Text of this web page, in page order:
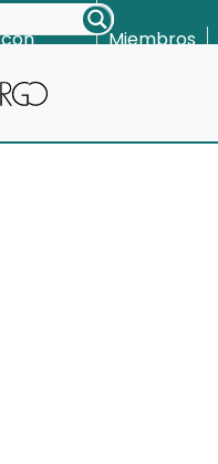
Contacta
con
Miembros